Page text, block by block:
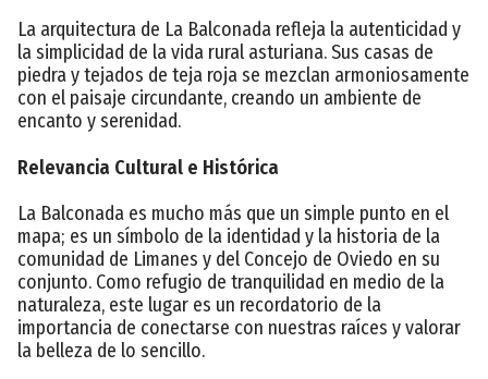
La arquitectura de La Balconada refleja la autenticidad y
la simplicidad de la vida rural asturiana. Sus casas de
piedra y tejados de teja roja se mezclan armoniosamente
con el paisaje circundante, creando un ambiente de
encanto y serenidad.
Relevancia Cultural e Histórica
La Balconada es mucho más que un simple punto en el
mapa; es un símbolo de la identidad y la historia de la
comunidad de Limanes y del Concejo de Oviedo en su
conjunto. Como refugio de tranquilidad en medio de la
naturaleza, este lugar es un recordatorio de la
importancia de conectarse con nuestras raíces y valorar
la belleza de lo sencillo.